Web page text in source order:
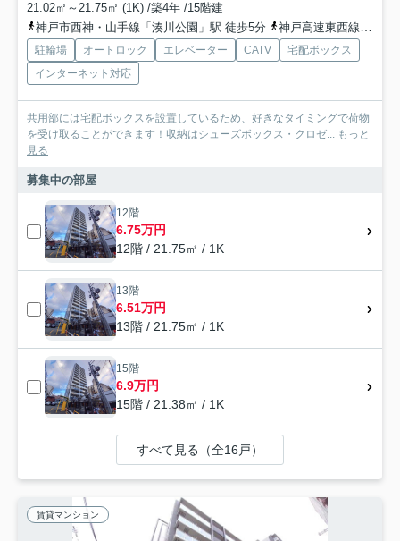
21.02㎡～21.75㎡ (1K) /築4年 /15階建
神戸市西神・山手線「湊川公園」駅 徒歩5分
神戸高速東西線「高速神戸」駅 徒歩7分
駐輪場 オートロック エレベーター CATV
宅配ボックス
インターネット対応
共用部には宅配ボックスを設置しているため、好きなタイミングで荷物
を受け取ることができます！収納はシューズボックス・クロゼ... もっと
見る
募集中の部屋
12階
6.75万円
12階 / 21.75㎡ / 1K
13階
6.51万円
13階 / 21.75㎡ / 1K
15階
6.9万円
15階 / 21.38㎡ / 1K
すべて見る（全16戸）
賃貸マンション